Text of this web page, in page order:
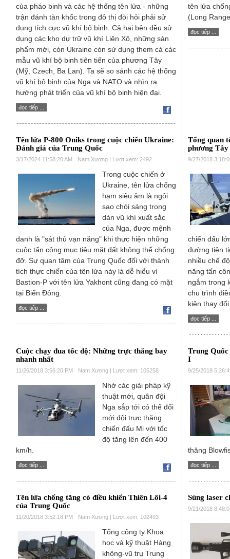
của pháo binh và các hệ thống tên lửa - những
trận đánh tàn khốc trong đô thị đòi hỏi phải sử
dụng tích cực vũ khí bộ binh. Cả hai bên đều sử
dụng các kho dự trữ vũ khí Liên Xô, những sản
phẩm mới, còn Ukraine còn sử dụng them cả các
mẫu vũ khí bộ binh tiên tiến của phương Tây
(Mỹ, Czech, Ba Lan). Ta sẽ so sánh các hệ thống
vũ khí bộ binh của Nga và NATO và nhìn ra
hướng phát triển của vũ khí bộ binh hiện đại.
đọc tiếp ...
tên lửa
(Long
đọc tiếp ...
Tên lửa P-800 Oniks trong cuộc chiến Ukraine:
Đánh giá của Trung Quốc
3/17/2024 11:58:20 AM Nam Xương | Lượt xem: 2492
Trong cuộc chiến ở
Ukraine, tên lửa chống
hạm siêu âm là ngôi
sao chói sáng trong
dàn vũ khí xuất sắc
của Nga, được mệnh
danh là "sát thủ vạn năng" khi thực hiện những
cuộc tấn công mục tiêu mặt đất không thể chống
đỡ. Sự quan tâm của Trung Quốc đối với thành
tích thực chiến của tên lửa này là dễ hiểu vì
Bastion-P với tên lửa Yakhont cũng đang có mặt
tại Biển Đông.
đọc tiếp ...
Tổng quan
phương Tây
9/27/2018
chiến đấu
đường tiên
nhiều chế
năng tấn
ngắm trong
chu trình
kiện thay
đọc tiếp ...
Cuộc chạy đua tốc độ: Những trực thăng bay
nhanh nhất
11/26/2018 3:56:20 PM Nam Xương | Lượt xem: 105258
Nhờ các giải pháp kỹ
thuật mới, quân đội
Nga sắp tới có thể đổi
mới đội trực thăng
chiến đấu Mi với tốc
độ tăng lên đến 400
km/h.
đọc tiếp ...
Trung
I
9/25/2018
thăng
đọc tiếp ...
Tên lửa chống tăng có điều khiển Thiên Lôi-4
của Trung Quốc
11/20/2018 3:52:18 PM Nam Xương | Lượt xem: 102493
Tổng công ty Khoa
học và kỹ thuật Hàng
không-vũ trụ Trung
Súng laser
9/21/2018